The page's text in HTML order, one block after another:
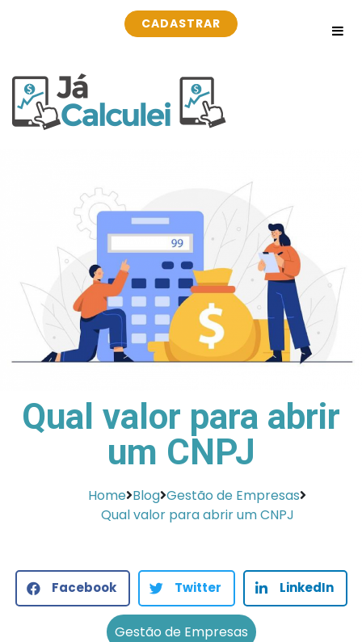
CADASTRAR
Qual valor para abrir
um CNPJ
Home Blog Gestão de Empresas
Qual valor para abrir um CNPJ
Facebook Twitter LinkedIn
Gestão de Empresas